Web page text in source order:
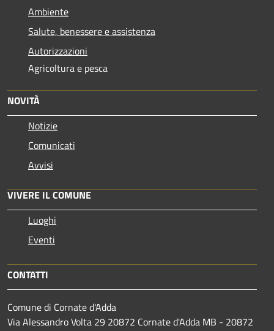
Ambiente
Salute, benessere e assistenza
Autorizzazioni
Agricoltura e pesca
NOVITÀ
Notizie
Comunicati
Avvisi
VIVERE IL COMUNE
Luoghi
Eventi
CONTATTI
Comune di Cornate d'Adda
Via Alessandro Volta 29 20872 Cornate d'Adda MB - 20872